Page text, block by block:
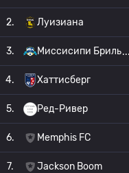
2. Луизиана
3. Миссисипи Бриль
4. Хаттисберг
5. Ред-Ривер
6. Memphis FC
7. Jackson Boom